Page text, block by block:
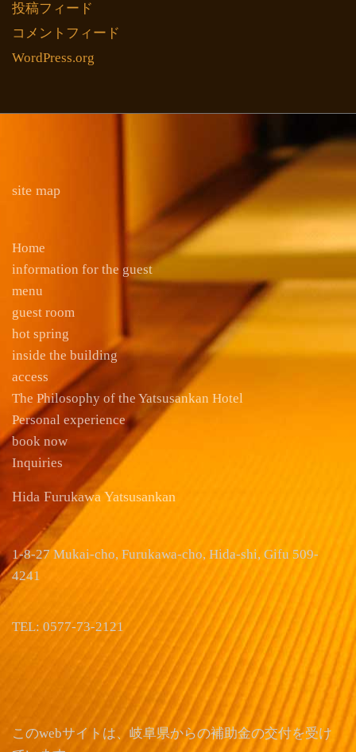
投稿フィード
コメントフィード
WordPress.org
site map
Home
information for the guest
menu
guest room
hot spring
inside the building
access
The Philosophy of the Yatsusankan Hotel
Personal experience
book now
Inquiries
Hida Furukawa Yatsusankan
1-8-27 Mukai-cho, Furukawa-cho, Hida-shi, Gifu 509-
4241
TEL: 0577-73-2121
このwebサイトは、岐阜県からの補助金の交付を受け